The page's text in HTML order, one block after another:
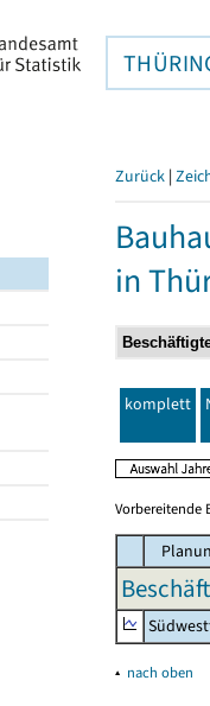
Zurück |
in
komplett
Vorbereitende
▴ nach oben